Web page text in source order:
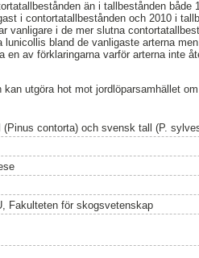
än i tallbestånden både
i contortatallbestånden och 2010 i
vanligare i de mer slutna
bland de vanligaste arterna
av förklaringarna varför arterna inte
utgöra hot mot jordlöparsamhället
contorta) och svensk tall (P.
Fakulteten för skogsvetenskap